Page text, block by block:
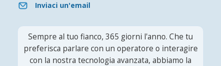
Inviaci un'email
Sempre al tuo fianco, 365 giorni l'anno. Che tu
preferisca parlare con un operatore o interagire
con la nostra tecnologia avanzata, abbiamo la